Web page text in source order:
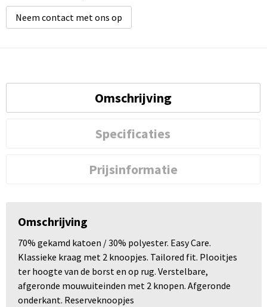
Neem contact met ons op
Omschrijving
Specificaties
Prijsinformatie
Omschrijving
70% gekamd katoen / 30% polyester. Easy Care.
Klassieke kraag met 2 knoopjes. Tailored fit. Plooitjes
ter hoogte van de borst en op rug. Verstelbare,
afgeronde mouwuiteinden met 2 knopen. Afgeronde
onderkant. Reserveknoopjes